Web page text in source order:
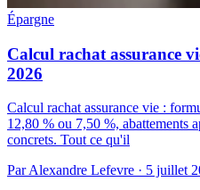
Épargne
Calcul rachat assurance
2026
Calcul rachat assurance vie :
12,80 % ou 7,50 %, abattements
concrets. Tout ce qu'il
Par Alexandre Lefevre · 5 juillet